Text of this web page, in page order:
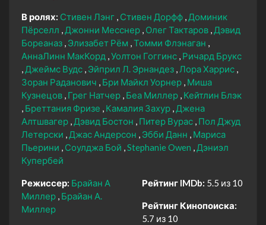
В ролях: Стивен Лэнг Стивен Дорфф
Доминик
Пёрселл
Джонни Месснер Олег Тактаров
Дэвид
Бореаназ Элизабет Рём Томми Флэнаган
АннаЛинн МакКорд Уолтон Гоггинс Ричард Брукс
Джеймс Вудс Эйприл Л. Эрнандез
Лора Харрис
Зоран Раданович
Бри Майкл Уорнер Миша
Кузнецов Грег Натчер Беа Миллер Кейтлин Блэк
Бреттания Фризе
Камалия Захур
Джена
Алтшвагер
Дэвид Бостон Питер Вурас Пол Джуд
Летерски
Джас Андерсон Эбби Данн
Мариса
Пьерини
Соулджа Бой Stephanie Owen
Дэниэл
Купербей
Режиссер: Брайан А
Миллер Брайан А.
Миллер
Рейтинг IMDb: 5.5 из 10
Рейтинг Кинопоиска:
5.7 из 10